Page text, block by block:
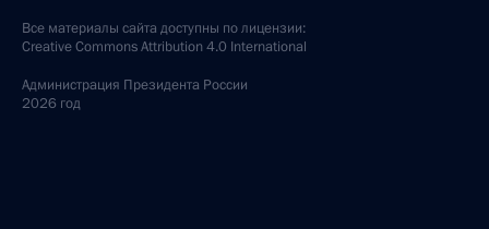
Все материалы сайта доступны по лицензии:
Creative Commons Attribution 4.0 International
Администрация Президента России
2026 год